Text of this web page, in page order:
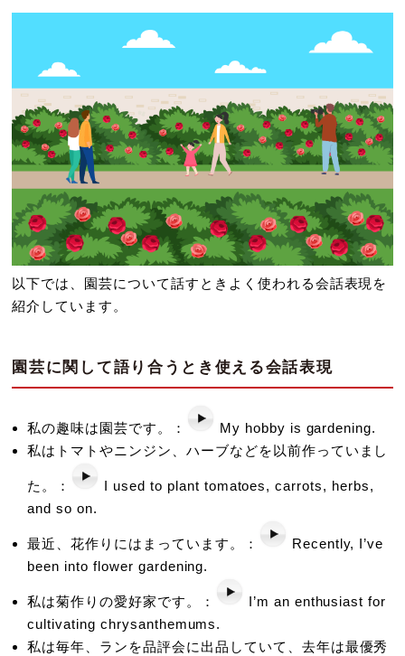
以下では、園芸について話すときよく使われる会話表現を
紹介しています。
園芸に関して語り合うとき使える会話表現
私の趣味は園芸です。：
My hobby is gardening.
私はトマトやニンジン、ハーブなどを以前作っていまし
た。：
I used to plant tomatoes, carrots, herbs,
and so on.
最近、花作りにはまっています。：
Recently, I’ve
been into flower gardening.
私は菊作りの愛好家です。：
I’m an enthusiast for
cultivating chrysanthemums.
私は毎年、ランを品評会に出品していて、去年は最優秀